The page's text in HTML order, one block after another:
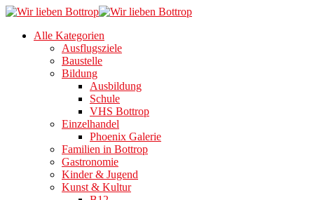
Alle Kategorien
Ausflugsziele
Baustelle
Bildung
Ausbildung
Schule
VHS Bottrop
Einzelhandel
Phoenix Galerie
Familien in Bottrop
Gastronomie
Kinder & Jugend
Kunst & Kultur